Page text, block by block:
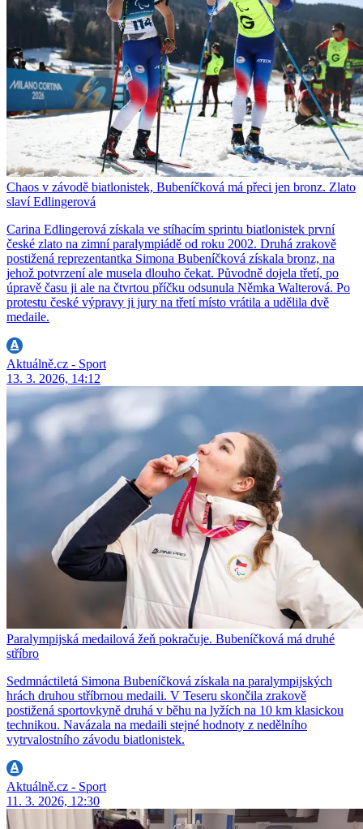
Chaos v závodě biatlonistek, Bubeníčková má přeci jen bronz. Zlato
slaví Edlingerová
Carina Edlingerová získala ve stíhacím sprintu biatlonistek první
české zlato na zimní paralympiádě od roku 2002. Druhá zrakově
postižená reprezentantka Simona Bubeníčková získala bronz, na
jehož potvrzení ale musela dlouho čekat. Původně dojela třetí, po
úpravě času ji ale na čtvrtou příčku odsunula Němka Walterová. Po
protestu české výpravy ji jury na třetí místo vrátila a udělila dvě
medaile.
Aktuálně.cz - Sport
13. 3. 2026, 14:12
Paralympijská medailová žeň pokračuje. Bubeníčková má druhé
stříbro
Sedmnáctiletá Simona Bubeníčková získala na paralympijských
hrách druhou stříbrnou medaili. V Teseru skončila zrakově
postižená sportovkyně druhá v běhu na lyžích na 10 km klasickou
technikou. Navázala na medaili stejné hodnoty z nedělního
vytrvalostního závodu biatlonistek.
Aktuálně.cz - Sport
11. 3. 2026, 12:30